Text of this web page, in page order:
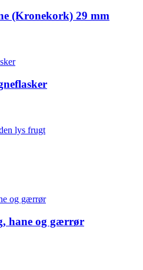
(Kronekork) 29 mm
hane og gærrør